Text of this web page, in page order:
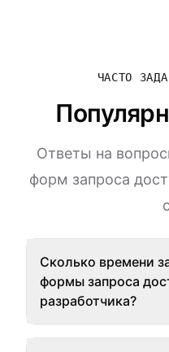
ЧАСТО
Ответы на
форм запроса
Сколько времени
формы запроса
разработчика?